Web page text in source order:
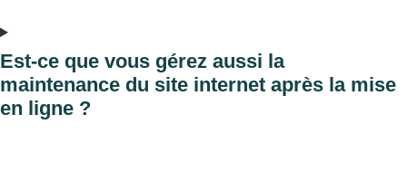
Est-ce que vous gérez aussi la
maintenance du site internet après la mise
en ligne ?